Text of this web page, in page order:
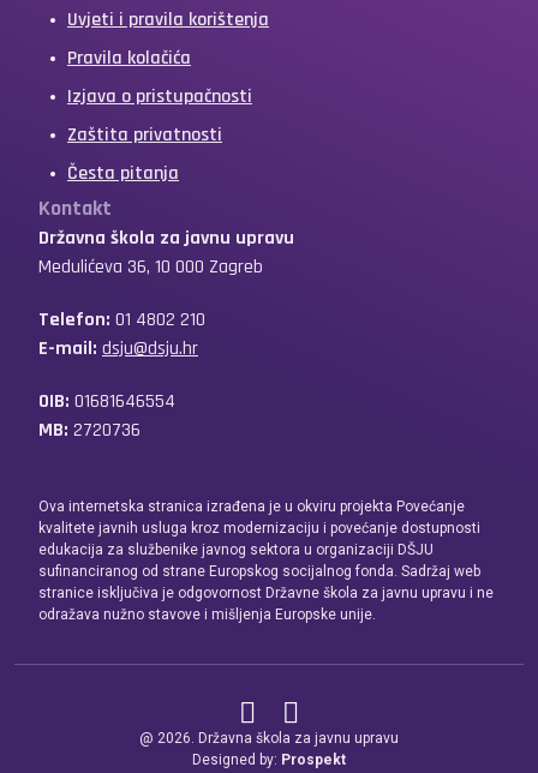
Uvjeti i pravila korištenja
Pravila kolačića
Izjava o pristupačnosti
Zaštita privatnosti
Česta pitanja
Kontakt
Državna škola za javnu upravu
Medulićeva 36, 10 000 Zagreb
Telefon: 01 4802 210
E-mail: dsju@dsju.hr
OIB: 01681646554
MB: 2720736
Ova internetska stranica izrađena je u okviru projekta Povećanje
kvalitete javnih usluga kroz modernizaciju i povećanje dostupnosti
edukacija za službenike javnog sektora u organizaciji DŠJU
sufinanciranog od strane Europskog socijalnog fonda. Sadržaj web
stranice isključiva je odgovornost Državne škola za javnu upravu i ne
odražava nužno stavove i mišljenja Europske unije.
@ 2026. Državna škola za javnu upravu
Designed by: Prospekt